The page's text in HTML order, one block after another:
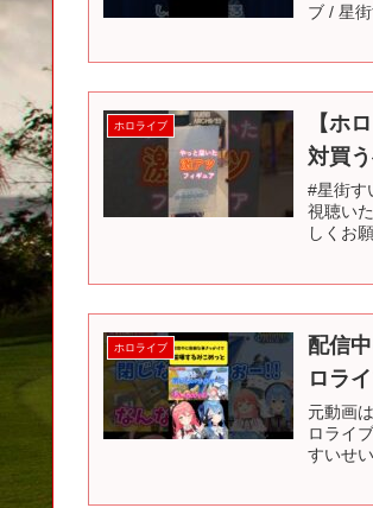
ブ / 星
ホロライブ
【ホ
対買
#星街す
視聴い
しくお
ホロライブ
配信
ロラ
元動画
ロライ
すいせ